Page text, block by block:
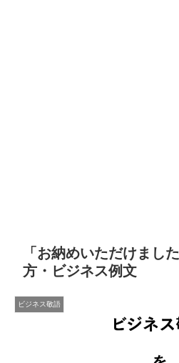
「お納めいただけまし
方・ビジネス例文
ビジネス敬語